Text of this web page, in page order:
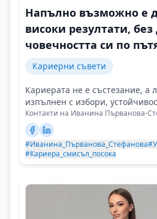
Напълно възможно е
високи резултати,
човечността си по
Кариерни съвети
Кариерата не е състезание, а
изпълнен с избори,
Контакти на Иванина Първанова-
#Иванина_Първанова_Стефанова
#Кариера_смисъл_посока